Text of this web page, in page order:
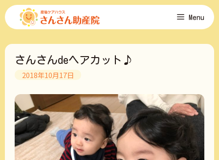
コ
ン
ツ
Menu
さんさんdeヘアカット♪
2018年10月17日